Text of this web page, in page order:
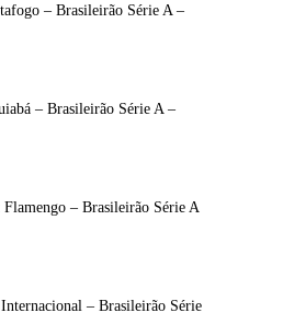
– Brasileirão Série A –
– Brasileirão Série A –
– Brasileirão Série A
– Brasileirão Série